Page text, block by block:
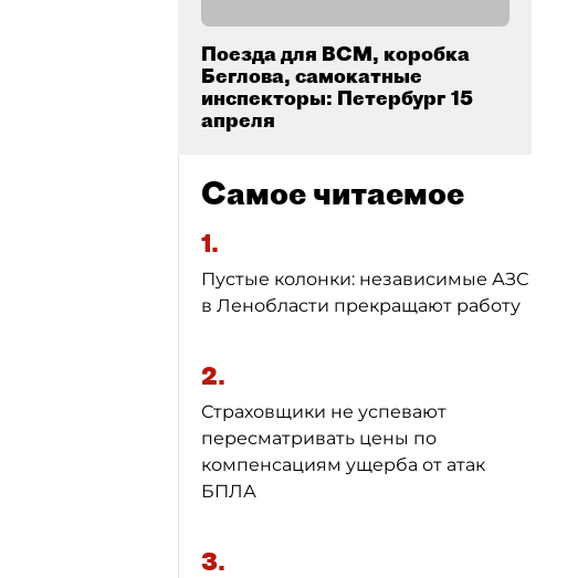
Поезда для ВСМ, коробка
Беглова, самокатные
инспекторы: Петербург 15
апреля
Самое читаемое
1.
Пустые колонки: независимые АЗС
в Ленобласти прекращают работу
2.
Страховщики не успевают
пересматривать цены по
компенсациям ущерба от атак
БПЛА
3.